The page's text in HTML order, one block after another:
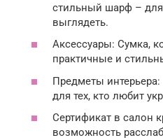
стильный шарф – для
выглядеть.
Аксессуары: Сумка,
практичные и
Предметы интерьера:
для тех, кто любит
Сертификат в салон
возможность